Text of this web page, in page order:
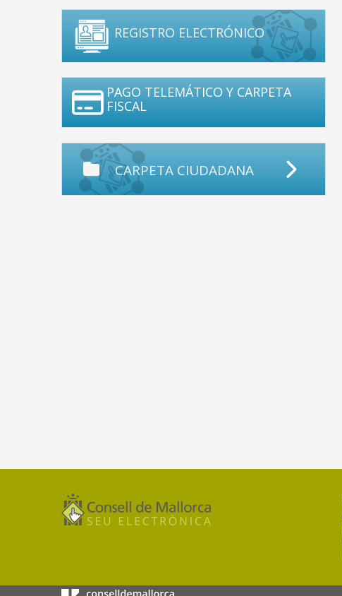
REGISTRO ELECTRÓNICO
PAGO TELEMÁTICO Y CARPETA
FISCAL
CARPETA CIUDADANA